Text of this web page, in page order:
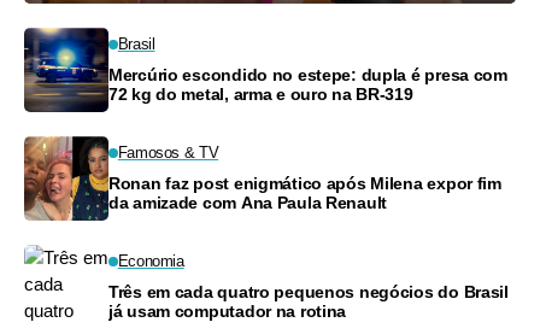
Brasil
Mercúrio escondido no estepe: dupla é presa com
72 kg do metal, arma e ouro na BR-319
Famosos & TV
Ronan faz post enigmático após Milena expor fim
da amizade com Ana Paula Renault
Economia
Três em cada quatro pequenos negócios do Brasil
já usam computador na rotina